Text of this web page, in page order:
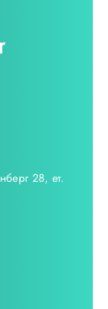
28, ет.